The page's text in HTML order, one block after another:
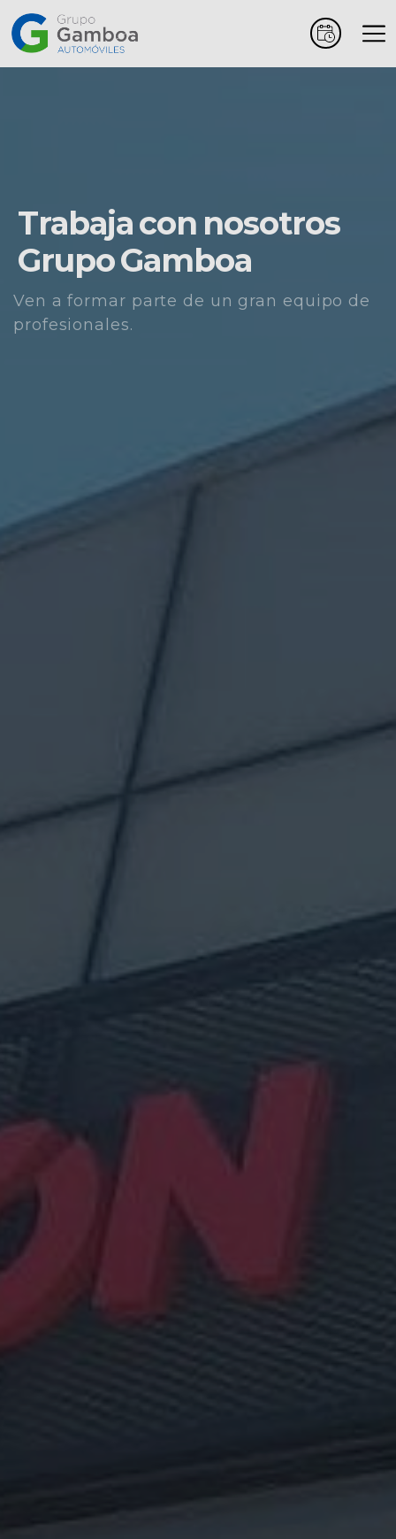
comerciales
Renting
Alquiler
Gamboa
Trabaja con nosotros
Grupo Gamboa
Ven a formar parte de un gran equipo de
profesionales.